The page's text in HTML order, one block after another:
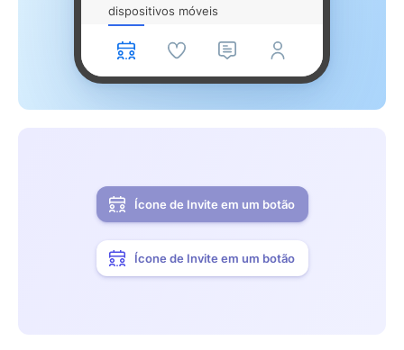
dispositivos móveis
Ícone de Invite em um botão
Ícone de Invite em um botão